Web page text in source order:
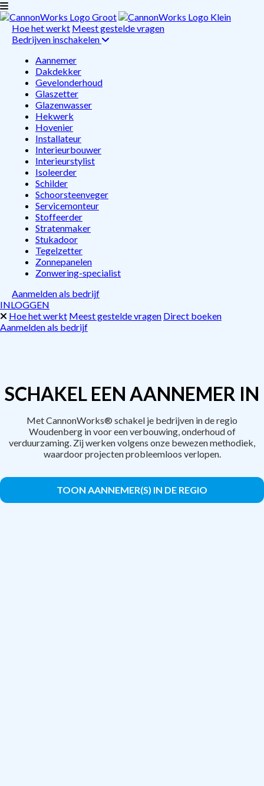
Hoe het werkt Meest gestelde vragen
Bedrijven inschakelen
Aannemer
Dakdekker
Gevelonderhoud
Glaszetter
Glazenwasser
Hekwerk
Hovenier
Installateur
Interieurbouwer
Interieurstylist
Isoleerder
Schilder
Schoorsteenveger
Servicemonteur
Stoffeerder
Stratenmaker
Stukadoor
Tegelzetter
Zonnepanelen
Zonwering-specialist
Aanmelden als bedrijf
INLOGGEN
Hoe het werkt Meest gestelde vragen Direct boeken
Aanmelden als bedrijf
SCHAKEL EEN AANNEMER IN
Met CannonWorks® schakel je bedrijven in de regio
Woudenberg in voor een verbouwing, onderhoud of
verduurzaming. Zij werken volgens onze bewezen methodiek,
waardoor projecten probleemloos verlopen.
TOON AANNEMER(S) IN DE REGIO